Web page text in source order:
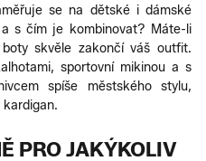
se na dětské i dámské
s čím je kombinovat? Máte-li
skvěle zakončí váš outfit.
sportovní mikinou a s
spíše městského stylu,
kardigan.
PRO JAKÝKOLIV